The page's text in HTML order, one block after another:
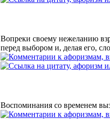
Вопреки своему нежеланию
перед выбором и, делая его,
Воспоминания со временем